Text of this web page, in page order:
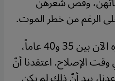
الرغم من خطر الموت.
"جيلي، الذي يتراوح عمره الآن بين 35 و40 عاماً،
الإصلاح. اعتقدنا أنّ